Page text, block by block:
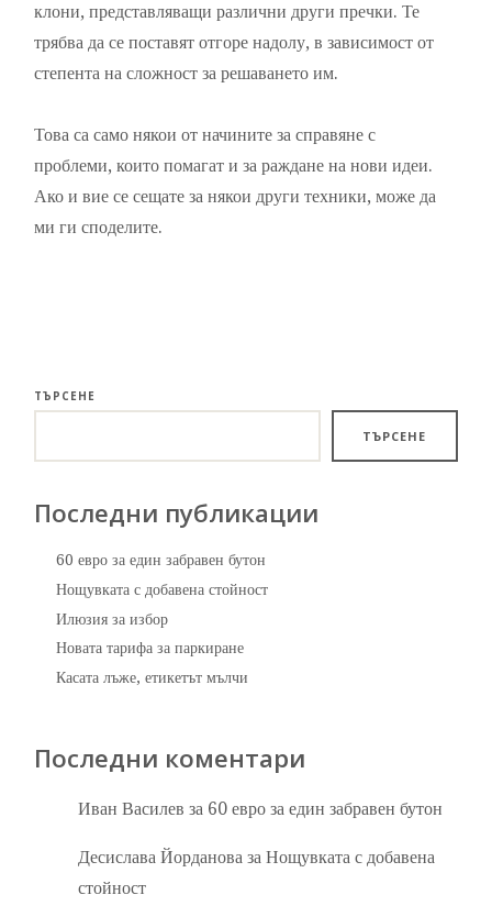
клони, представляващи различни други пречки. Те
трябва да се поставят отгоре надолу, в зависимост от
степента на сложност за решаването им.
Това са само някои от начините за справяне с
проблеми, които помагат и за раждане на нови идеи.
Ако и вие се сещате за някои други техники, може да
ми ги споделите.
ТЪРСЕНЕ
ТЪРСЕНЕ
Последни публикации
60 евро за един забравен бутон
Нощувката с добавена стойност
Илюзия за избор
Новата тарифа за паркиране
Касата лъже, етикетът мълчи
Последни коментари
Иван Василев за 60 евро за един забравен бутон
Десислава Йорданова заНощувката с добавена
стойност